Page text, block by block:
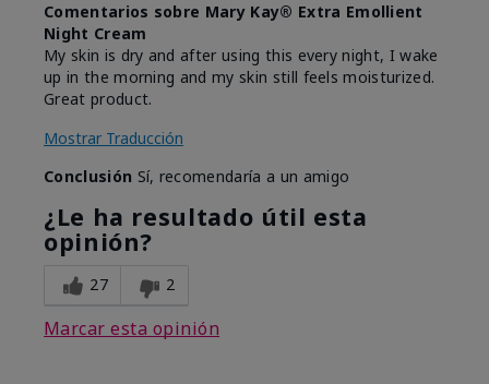
Comentarios sobre Mary Kay® Extra Emollient
Night Cream
My skin is dry and after using this every night, I wake
up in the morning and my skin still feels moisturized.
Great product.
Mostrar Traducción
Conclusión Sí, recomendaría a un amigo
¿Le ha resultado útil esta
opinión?
27 2
Marcar esta opinión